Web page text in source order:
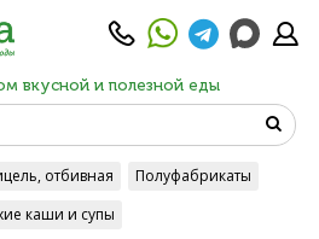
вкусной и полезной еды
отбивная
Полуфабрикаты
каши и супы